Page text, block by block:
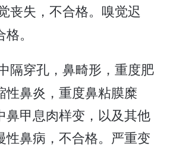
丧失，不合格。嗅觉迟
。
隔穿孔，鼻畸形，重度肥
性鼻炎，重度鼻粘膜糜
鼻甲息肉样变，以及其他
性鼻病，不合格。严重变